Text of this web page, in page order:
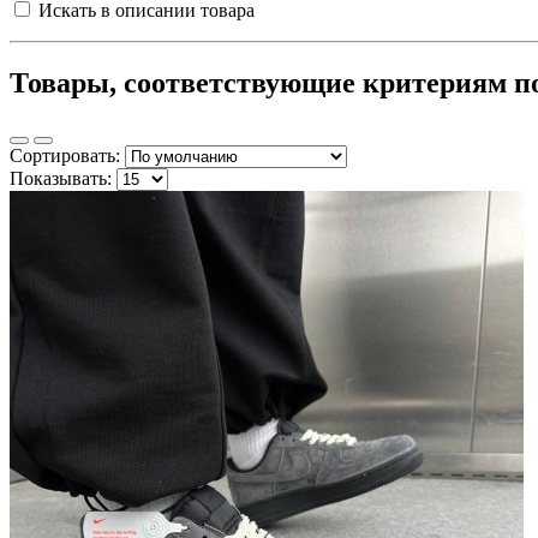
Искать в описании товара
Товары, соответствующие критериям
Сортировать:
Показывать: